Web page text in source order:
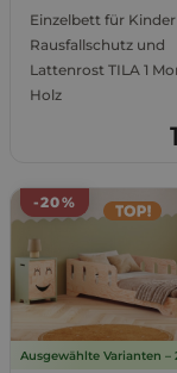
Einzelbett für
Rausfallschutz und
Lattenrost TILA 1
Holz
-20%
Ausgewählte Varianten –